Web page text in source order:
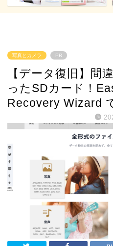
写真とカメラ PR
【データ復旧】間
ったSDカード！
Recovery Wizard